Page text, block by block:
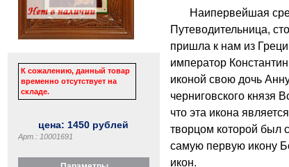
К сожалению, данный товар
временно отсутствует на
складе.
цена: 1450 рублей
Арт.: 10001691
Наипервейшая
Путеводительница,
пришла к нам из
император
иконой свою дочь
черниговского князя
что эта икона
творцом которой был
самую первую икону
икон.